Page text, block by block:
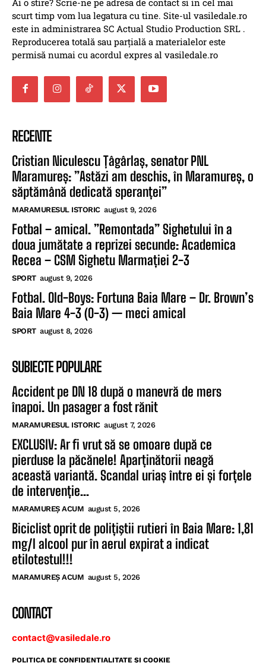
scurt timp vom lua legatura cu tine. Site-ul vasiledale.ro
este in administrarea SC Actual Studio Production SRL .
Reproducerea totală sau parțială a materialelor este
permisă numai cu acordul expres al vasiledale.ro
RECENTE
Cristian Niculescu Țâgârlaș, senator PNL
Maramureș: ”Astăzi am deschis, în Maramureș, o
săptămână dedicată speranței”
MARAMURESUL ISTORIC august 9, 2026
Fotbal – amical. ”Remontada” Sighetului în a
doua jumătate a reprizei secunde: Academica
Recea – CSM Sighetu Marmației 2-3
SPORT august 9, 2026
Fotbal. Old-Boys: Fortuna Baia Mare – Dr. Brown’s
Baia Mare 4-3 (0-3) — meci amical
SPORT august 8, 2026
SUBIECTE POPULARE
Accident pe DN 18 după o manevră de mers
înapoi. Un pasager a fost rănit
MARAMURESUL ISTORIC august 7, 2026
EXCLUSIV: Ar fi vrut să se omoare după ce
pierduse la păcănele! Aparținătorii neagă
această variantă. Scandal uriaș între ei și forțele
de intervenție...
MARAMUREȘ ACUM august 5, 2026
Biciclist oprit de polițiştii rutieri în Baia Mare: 1,81
mg/l alcool pur în aerul expirat a indicat
etilotestul!!!
MARAMUREȘ ACUM august 5, 2026
CONTACT
contact@vasiledale.ro
POLITICA DE CONFIDENŢIALITATE ŞI COOKIE